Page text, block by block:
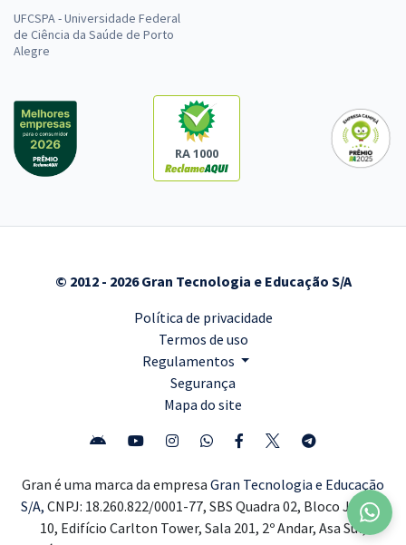
UFCSPA - Universidade Federal
de Ciência da Saúde de Porto
Alegre
RA 1000
© 2012 - 2026 Gran Tecnologia e Educação S/A
Política de privacidade
Termos de uso
Regulamentos
Segurança
Mapa do site
Gran é uma marca da empresa Gran Tecnologia e Educação
S/A, CNPJ: 18.260.822/0001-77, SBS Quadra 02, Bloco J, Lote
10, Edifício Carlton Tower, Sala 201, 2º Andar, Asa Sul,